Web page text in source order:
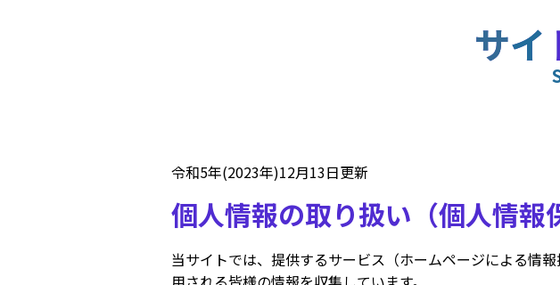
サイ
令和5年(2023年)12月13日更新
個人情報の取り扱い（個人情報
当サイトでは、提供するサービス（ホームページによる情